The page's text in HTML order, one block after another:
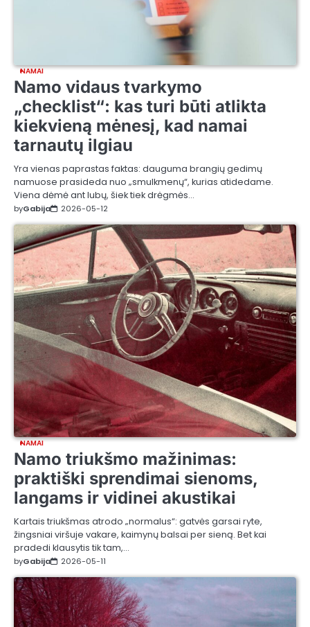
NAMAI
Namo vidaus tvarkymo
„checklist“: kas turi būti atlikta
kiekvieną mėnesį, kad namai
tarnautų ilgiau
Yra vienas paprastas faktas: dauguma brangių gedimų
namuose prasideda nuo „smulkmenų“, kurias atidedame.
Viena dėmė ant lubų, šiek tiek drėgmės…
byGabija 2026-05-12
NAMAI
Namo triukšmo mažinimas:
praktiški sprendimai sienoms,
langams ir vidinei akustikai
Kartais triukšmas atrodo „normalus“: gatvės garsai ryte,
žingsniai viršuje vakare, kaimynų balsai per sieną. Bet kai
pradedi klausytis tik tam,…
byGabija 2026-05-11